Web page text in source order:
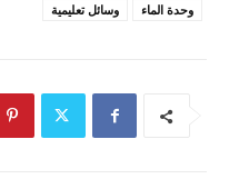
وحدة الماء
وسائل تعليمية